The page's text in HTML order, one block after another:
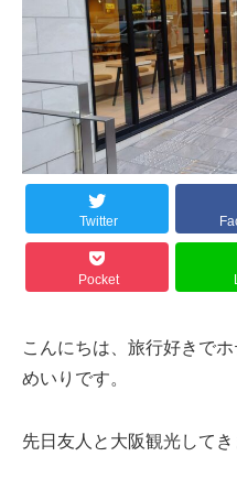
Twitter
Pocket
こんにちは、旅行好きで
めいりです。
先日友人と大阪観光してき